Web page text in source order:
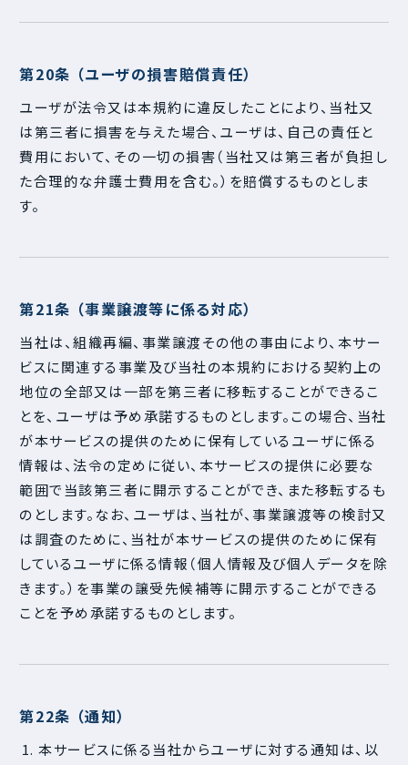
第20条 （ユーザの損害賠償責任）
ユーザが法令又は本規約に違反したことにより、当社又
は第三者に損害を与えた場合、ユーザは、自己の責任と
費用において、その一切の損害（当社又は第三者が負担し
た合理的な弁護士費用を含む。）を賠償するものとしま
す。
第21条 （事業譲渡等に係る対応）
当社は、組織再編、事業譲渡その他の事由により、本サー
ビスに関連する事業及び当社の本規約における契約上の
地位の全部又は一部を第三者に移転することができるこ
とを、ユーザは予め承諾するものとします。この場合、当社
が本サービスの提供のために保有しているユーザに係る
情報は、法令の定めに従い、本サービスの提供に必要な
範囲で当該第三者に開示することができ、また移転するも
のとします。なお、ユーザは、当社が、事業譲渡等の検討又
は調査のために、当社が本サービスの提供のために保有
しているユーザに係る情報（個人情報及び個人データを除
きます。）を事業の譲受先候補等に開示することができる
ことを予め承諾するものとします。
第22条 （通知）
1. 本サービスに係る当社からユーザに対する通知は、以